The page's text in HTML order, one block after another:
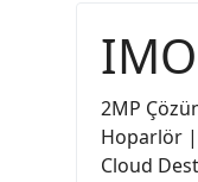
2MP
Hoparlör |
Cloud